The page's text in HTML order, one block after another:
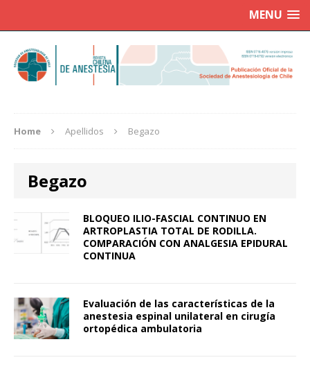
MENU
Home Apellidos Begazo
Begazo
BLOQUEO ILIO-FASCIAL CONTINUO EN
ARTROPLASTIA TOTAL DE RODILLA.
COMPARACIÓN CON ANALGESIA EPIDURAL
CONTINUA
Evaluación de las características de la
anestesia espinal unilateral en cirugía
ortopédica ambulatoria